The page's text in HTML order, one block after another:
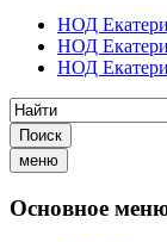
НОД
НОД
НОД
Поиск
меню
Основное